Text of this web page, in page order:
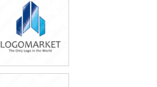
49,800円
(税込54,780円)